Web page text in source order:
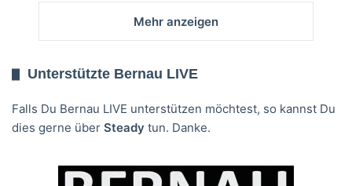
Mehr anzeigen
Unterstützte Bernau LIVE
Falls Du Bernau LIVE unterstützen möchtest, so kannst Du
dies gerne über Steady tun. Danke.